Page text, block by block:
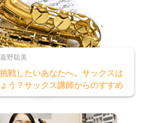
嘉野聡美
戦したいあなたへ。サックスは
う？サックス講師からのすすめ